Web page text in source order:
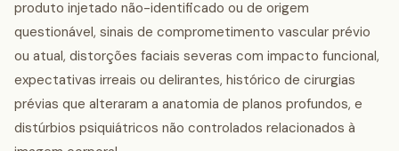
produto injetado não-identificado ou de origem
questionável, sinais de comprometimento vascular prévio
ou atual, distorções faciais severas com impacto funcional,
expectativas irreais ou delirantes, histórico de cirurgias
prévias que alteraram a anatomia de planos profundos, e
distúrbios psiquiátricos não controlados relacionados à